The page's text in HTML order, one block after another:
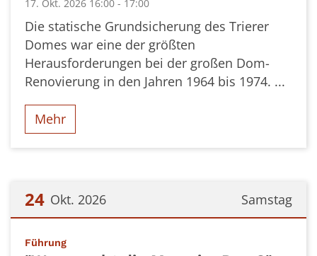
17. Okt. 2026 16:00 - 17:00
Die statische Grundsicherung des Trierer
Domes war eine der größten
Herausforderungen bei der großen Dom-
Renovierung in den Jahren 1964 bis 1974. ...
Mehr
Samstag
24 Okt. 2026
Führung: